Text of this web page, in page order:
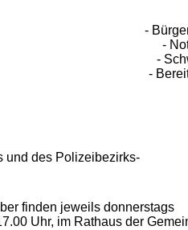
-
-
-
-
und des Polizeibezirks-
finden jeweils donnerstags
Uhr, im Rathaus der